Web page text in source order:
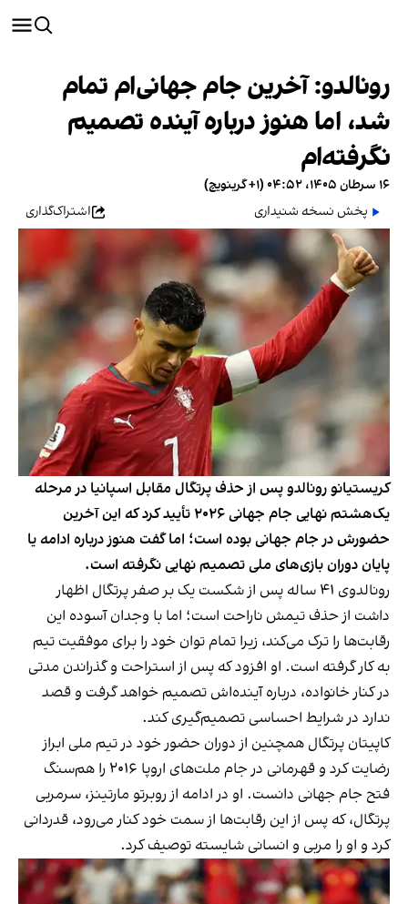
رونالدو: آخرین جام جهانی‌ام تمام
شد، اما هنوز درباره آینده تصمیم
نگرفته‌ام
۱۶ سرطان ۱۴۰۵، ۰۴:۵۲ (‎+۱ گرینویچ)
پخش نسخه شنیداری
اشتراک‌گذاری
کریستیانو رونالدو پس از حذف پرتگال مقابل اسپانیا در مرحله
یک‌هشتم نهایی جام جهانی ۲۰۲۶ تأیید کرد که این آخرین
حضورش در جام جهانی بوده است؛ اما گفت هنوز درباره ادامه یا
پایان دوران بازی‌های ملی تصمیم نهایی نگرفته است.
رونالدوی ۴۱ ساله پس از شکست یک بر صفر پرتگال اظهار
داشت از حذف تیمش ناراحت است؛ اما با وجدان آسوده این
رقابت‌ها را ترک می‌کند، زیرا تمام توان خود را برای موفقیت تیم
به کار گرفته است. او افزود که پس از استراحت و گذراندن مدتی
در کنار خانواده، درباره آینده‌اش تصمیم خواهد گرفت و قصد
ندارد در شرایط احساسی تصمیم‌گیری کند.
کاپیتان پرتگال همچنین از دوران حضور خود در تیم ملی ابراز
رضایت کرد و قهرمانی در جام ملت‌های اروپا ۲۰۱۶ را هم‌سنگ
فتح جام جهانی دانست. او در ادامه از روبرتو مارتینز، سرمربی
پرتگال، که پس از این رقابت‌ها از سمت خود کنار می‌رود، قدردانی
کرد و او را مربی و انسانی شایسته توصیف کرد.